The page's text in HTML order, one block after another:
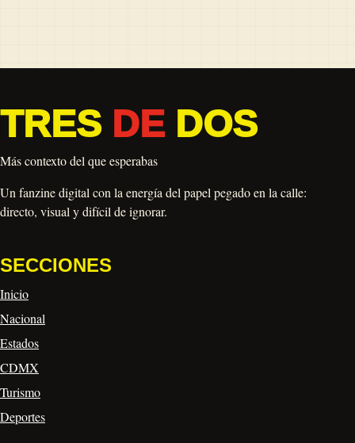
TRES DEDOS
Más contexto del que esperabas
Un fanzine digital con la energía del papel pegado en la calle:
directo, visual y difícil de ignorar.
SECCIONES
Inicio
Nacional
Estados
CDMX
Turismo
Deportes